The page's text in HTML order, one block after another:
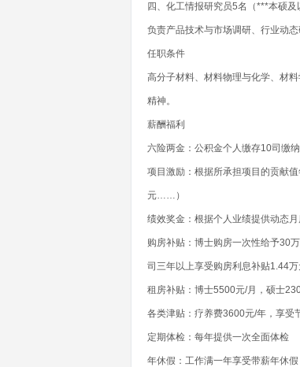
四、化工情报研究员5名（***本硕及
负责产品技术与市场调研、行业动
任职条件
高分子材料、材料物理与化学、材
精神。
薪酬福利
六险两金：公积金个人缴存10司缴
项目激励：根据所承担项目的贡献
元……）
绩效奖金：根据个人业绩提供动态
购房补贴：博士购房一次性给予30
司三年以上享受购房利息补贴1.44万
租房补贴：博士5500元/月，硕士
各类津贴：疗养费3600元/年，享受
定期体检：每年提供一次全面体检
年休假：工作满一年享受带薪年休假